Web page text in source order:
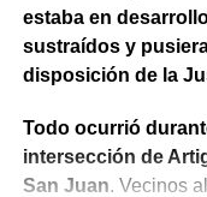
estaba en
sustraídos y
disposición de la
Todo ocurrió
intersección de
San Juan. Vecinos